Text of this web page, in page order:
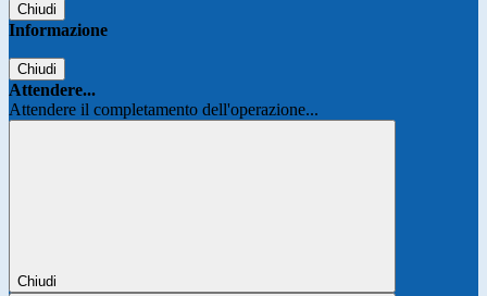
Chiudi
Informazione
Chiudi
Attendere...
Attendere il completamento dell'operazione...
Chiudi